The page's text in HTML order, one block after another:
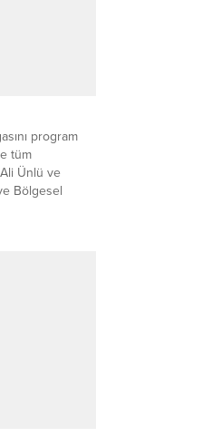
program
tüm
Ünlü ve
Bölgesel
oynanan
1.Amatör